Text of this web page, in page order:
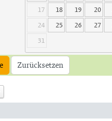
17
18 19 20
24
25 26 27
31
Zurücksetzen